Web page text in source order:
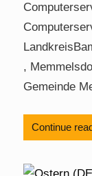
,
Gemeinde
Continue